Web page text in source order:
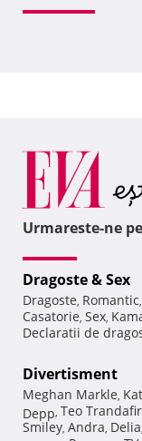
Urmareste-ne pe
Dragoste & Sex
Dragoste, Romantic,
Casatorie, Sex,
Declaratii de
Divertisment
Meghan Markle,
Depp, Teo Trandafir
Smiley, Andra, Delia,